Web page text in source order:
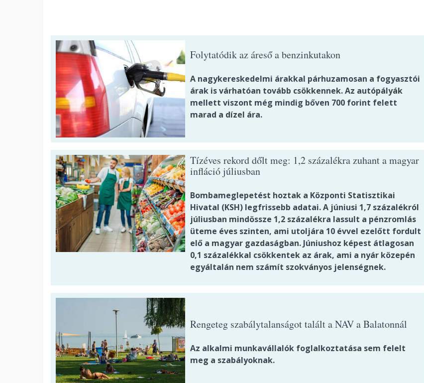
Folytatódik az áreső a benzinkutakon
A nagykereskedelmi árakkal párhuzamosan a fogyasztói
árak is várhatóan tovább csökkennek. Az autópályák
mellett viszont még mindig bőven 700 forint felett
marad a dízel ára.
Tízéves rekord dőlt meg: 1,2 százalékra zuhant a magyar
infláció júliusban
Bombameglepetést hoztak a Központi Statisztikai
Hivatal (KSH) legfrissebb adatai. A júniusi 1,7 százalékról
júliusban mindössze 1,2 százalékra lassult a pénzromlás
üteme éves szinten, ami utoljára 10 évvel ezelőtt fordult
elő a magyar gazdaságban. Júniushoz képest átlagosan
0,1 százalékkal csökkentek az árak, ami a nyár közepén
egyáltalán nem számít szokványos jelenségnek.
Rengeteg szabálytalanságot talált a NAV a Balatonnál
Az alkalmi munkavállalók foglalkoztatása sem felelt
meg a szabályoknak.